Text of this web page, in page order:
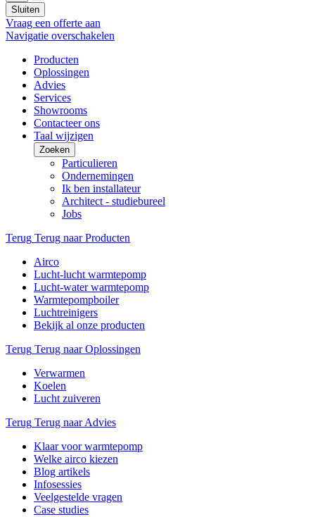
Sluiten
Vraag een offerte aan
Navigatie overschakelen
Producten
Oplossingen
Advies
Services
Showrooms
Contacteer ons
Taal wijzigen
Zoeken
Particulieren
Ondernemingen
Ik ben installateur
Architect - studiebureel
Jobs
Terug Terug naar Producten
Airco
Lucht-lucht warmtepomp
Lucht-water warmtepomp
Warmtepompboiler
Luchtreinigers
Bekijk al onze producten
Terug Terug naar Oplossingen
Verwarmen
Koelen
Lucht zuiveren
Terug Terug naar Advies
Klaar voor warmtepomp
Welke airco kiezen
Blog artikels
Infosessies
Veelgestelde vragen
Case studies